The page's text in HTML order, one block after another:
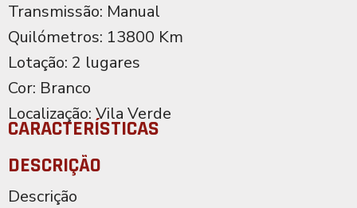
Transmissão: Manual
Quilómetros: 13800 Km
Lotação: 2 lugares
Cor: Branco
Localização: Vila Verde
CARACTERÍSTICAS
DESCRIÇÃO
Descrição